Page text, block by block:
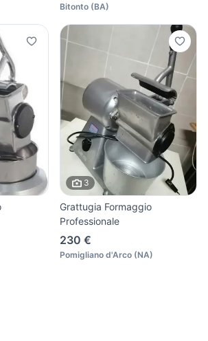
Bitonto (BA)
3
Grattugia Formaggio
Professionale
230 €
Pomigliano d'Arco (NA)